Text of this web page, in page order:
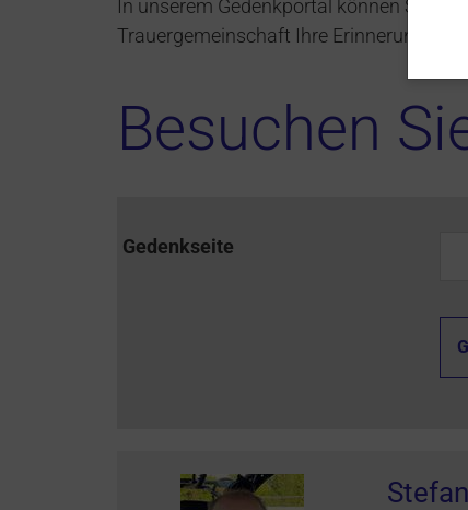
In unserem Gedenkportal können Sie
Trauergemeinschaft Ihre Erinnerungen
Besuchen
Gedenkseite